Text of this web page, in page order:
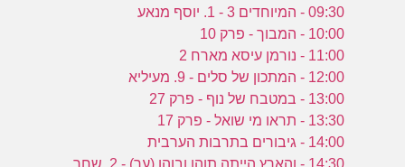
09:30 - המיוחדים 3 - 1. יוסף מנאע
10:00 - המבוך - פרק 10
11:00 - נורמן עיסא מארח 2
12:00 - המתכון של סלים - 9. מעיליא
13:00 - במטבח של נוף - פרק 27
13:30 - תראו מי שואל - פרק 17
14:00 - גיבורים בתרבות הערבית
14:30 - והארץ הייתה תוהו ובוהו (ער) - 2. שחר